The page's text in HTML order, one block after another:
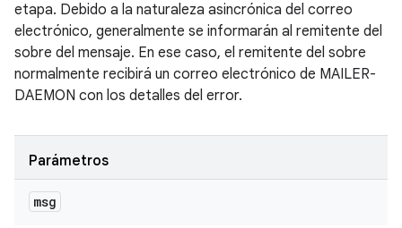
etapa. Debido a la naturaleza asincrónica del correo
electrónico, generalmente se informarán al remitente del
sobre del mensaje. En ese caso, el remitente del sobre
normalmente recibirá un correo electrónico de MAILER-
DAEMON con los detalles del error.
Parámetros
msg